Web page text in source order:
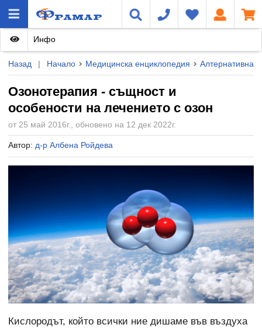
Назад | Начало Медицинска енциклопедия Алтернативна
Озонотерапия - същност и
особености на лечението с озон
от 25 май 2016г., обновено на 12 дек 2022г.
Автор: д-р Албена Ройдева
Инфо
Кислородът, който всички ние дишаме във въздуха